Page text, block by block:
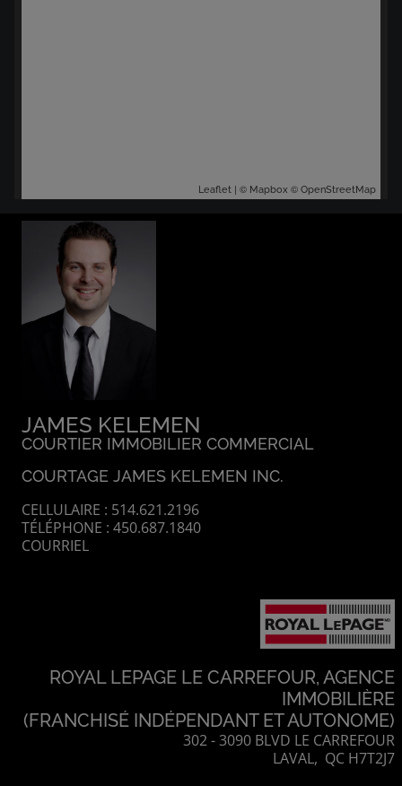
Leaflet | © Mapbox © OpenStreetMap
JAMES KELEMEN
COURTIER IMMOBILIER COMMERCIAL
COURTAGE JAMES KELEMEN INC.
CELLULAIRE : 514.621.2196
TÉLÉPHONE : 450.687.1840
COURRIEL
ROYAL LEPAGE LE CARREFOUR, AGENCE
IMMOBILIÈRE
(FRANCHISÉ INDÉPENDANT ET AUTONOME)
302 - 3090 BLVD LE CARREFOUR
LAVAL, QC H7T2J7